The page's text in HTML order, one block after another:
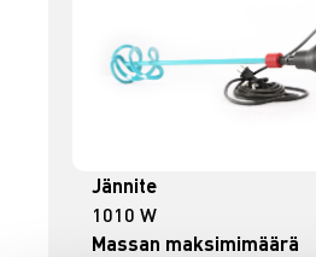
Jännite
1010 W
Massan maksimimäärä